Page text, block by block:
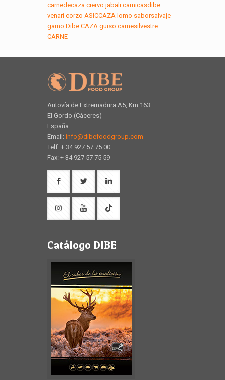
carnedecaza ciervo jabali carnicasdibe
venari corzo ASICCAZA lomo saborsalvaje
gamo Dibe CAZA guiso carnesilvestre
CARNE
Autovía de Extremadura A5, Km 163
El Gordo (Cáceres)
España
Email: info@dibefoodgroup.com
Telf. + 34 927 57 75 00
Fax: + 34 927 57 75 59
Catálogo DIBE